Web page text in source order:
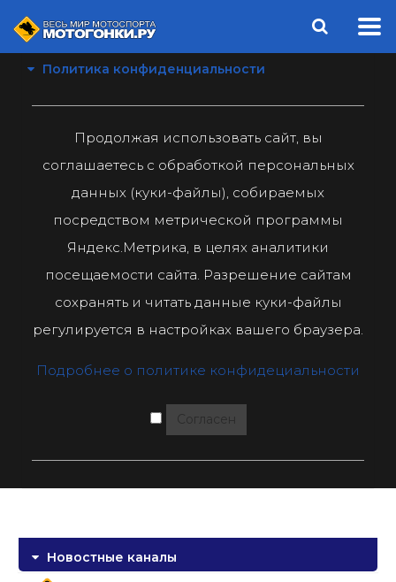
Политика конфиденциальности
Продолжая использовать сайт, вы
соглашаетесь с обработкой персональных
данных (куки-файлы), собираемых
посредством метрической программы
Яндекс.Метрика, в целях аналитики
посещаемости сайта. Разрешение сайтам
сохранять и читать данные куки-файлы
регулируется в настройках вашего браузера.
Подробнее о политике конфидециальности
Согласен
Новостные каналы